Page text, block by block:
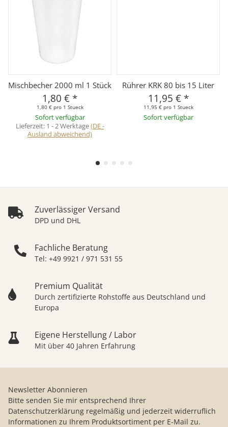
Mischbecher 2000 ml 1 Stück
1,80 € *
1,80 € pro 1 Stueck
Sofort verfügbar
Lieferzeit: 1 - 2 Werktage(DE -
Ausland abweichend)
Rührer KRK 80 bis 15 Liter
11,95 € *
11,95 € pro 1 Stueck
Sofort verfügbar
Zuverlässiger Versand
DPD und DHL
Fachliche Beratung
Tel: +49 9921 / 971 531 55
Premium Qualität
Durch zertifizierte Rohstoffe aus Deutschland und
Europa
Eigene Herstellung / Labor
Mit über 40 Jahren Erfahrung
Newsletter Abonnieren
Bitte senden Sie mir entsprechend Ihrer
Datenschutzerklärung regelmäßig und jederzeit widerruflich
Informationen zu Ihrem Produktsortiment per E-Mail zu.